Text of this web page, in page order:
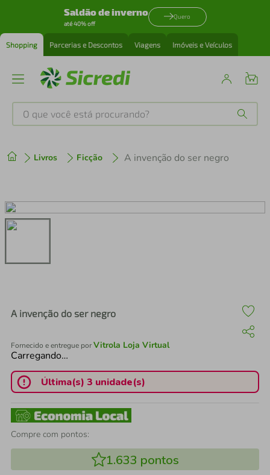
Saldão de inverno
até 40% off
Quero
Shopping Parcerias e Descontos Viagens Imóveis e Veículos
O que você está procurando?
Livros Ficção A invenção do ser negro
A invenção do ser negro
Fornecido e entregue porVitrola Loja Virtual
Carregando…
Última(s) 3 unidade(s)
Compre com pontos:
1.633 pontos
2º cafeteira